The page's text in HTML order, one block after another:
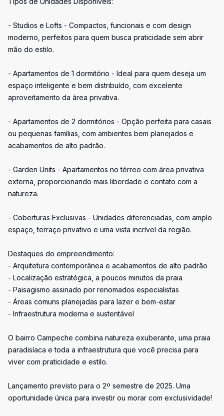
- Studios e Lofts - Compactos, funcionais e com design
moderno, perfeitos para quem busca praticidade sem abrir
mão do estilo.
- Apartamentos de 1 dormitório - Ideal para quem deseja um
espaço inteligente e bem distribuído, com excelente
aproveitamento da área privativa.
- Apartamentos de 2 dormitórios - Opção perfeita para casais
ou pequenas famílias, com ambientes bem planejados e
acabamentos de alto padrão.
- Garden Units - Apartamentos no térreo com área privativa
externa, proporcionando mais liberdade e contato com a
natureza.
- Coberturas Exclusivas - Unidades diferenciadas, com amplo
espaço, terraço privativo e uma vista incrível da região.
Destaques do empreendimento:
- Arquitetura contemporânea e acabamentos de alto padrão
- Localização estratégica, a poucos minutos da praia
- Paisagismo assinado por renomados especialistas
- Áreas comuns planejadas para lazer e bem-estar
- Infraestrutura moderna e sustentável
O bairro Campeche combina natureza exuberante, uma praia
paradisíaca e toda a infraestrutura que você precisa para
viver com praticidade e estilo.
Lançamento previsto para o 2º semestre de 2025. Uma
oportunidade única para investir ou morar com exclusividade!